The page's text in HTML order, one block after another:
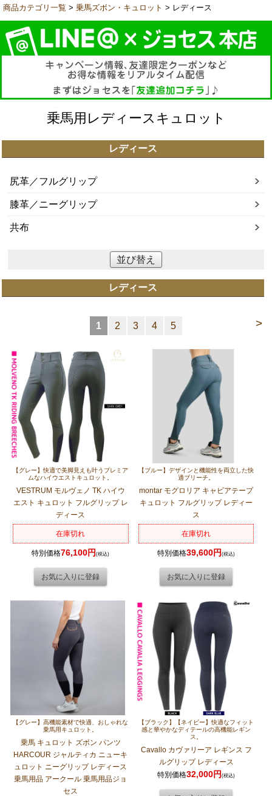
商品カテゴリ一覧 > 乗馬ズボン・キュロット > レディース
乗馬用レディースキュロット
レディース
尻革／フルグリップ
膝革／ニーグリップ
共布
並び替え
レディース
>
1 2 3 4 5
【グレー】快適で美脚見えも叶うプレミア
ムなハイウエストキュロット。
VESTRUM モルヴェノ TK ハイウ
エスト キュロット フルグリップ レ
ディース
在庫切れ
特別価格76,100円(税込)
【ブルー】デザインと機能性を両立した快
適ブリーチ。
montar モグロリア キャビアテープ
キュロット フルグリップ レディー
ス
在庫切れ
特別価格39,600円(税込)
【グレー】高機能素材で快適、おしゃれな
乗馬用キュロット。
乗馬 キュロット ズボン パンツ
HARCOUR ジャルティカ ニューキ
ュロット ニーグリップ レディース
乗馬用品 アークール 乗馬用品ジョ
セス
【ブラック】【ネイビー】快適なフィット
感と華やかなディテールの高機能レギン
ス。
Cavallo カヴァリーア レギンス フ
ルグリップ レディース
特別価格32,000円(税込)